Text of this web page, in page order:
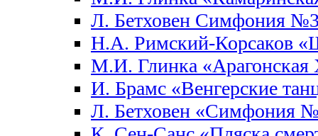
Л. Бетховен Симфония №3
Н.А. Римский-Корсаков
М.И. Глинка «Арагонская
И. Брамс «Венгерские
Л. Бетховен «Симфония